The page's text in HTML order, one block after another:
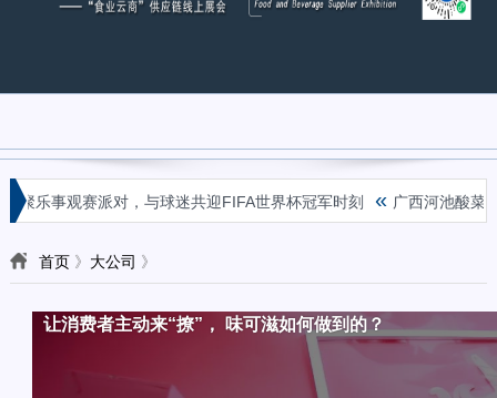
事观赛派对，与球迷共迎FIFA世界杯冠军时刻 « 广西河池酸菜腌
首页》 大公司 》
颜值？口味？话题？撩人的高品质新茶饮一个都不能少
植物基风口，植选率先定义植物奶
乐堡啤酒：好看的皮囊和好玩的灵魂，我全都有
益达雪融糖新品上市，给“打工人”一个放松的圣诞
让消费者主动来“撩”， 味可滋如何做到的？